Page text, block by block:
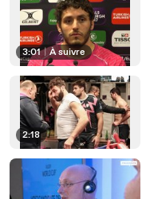
3:01 | À suivre
2:18